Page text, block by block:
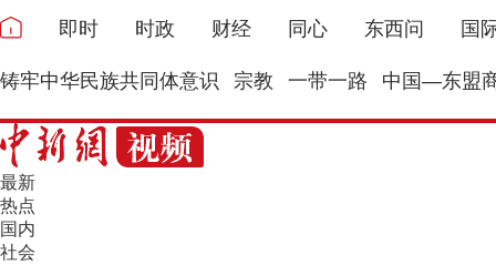
即时 时政 财经 同心 东西问 国
铸牢中华民族共同体意识 宗教 一带一路 中国—东盟
最新
热点
国内
社会